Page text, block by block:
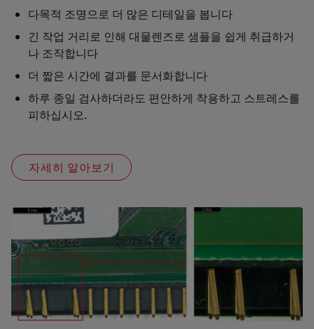
다목적 조명으로 더 많은 디테일을 봅니다
긴 작업 거리로 인해 대물렌즈로 샘플을 쉽게 취급하거
나 조작합니다
더 짧은 시간에 결과를 문서화합니다
하루 종일 검사하더라도 편안하게 착용하고 스트레스를
피하십시오.
자세히 알아보기